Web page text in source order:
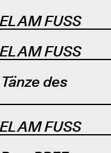
AM FUSS
AM FUSS
Tänze des
AM FUSS